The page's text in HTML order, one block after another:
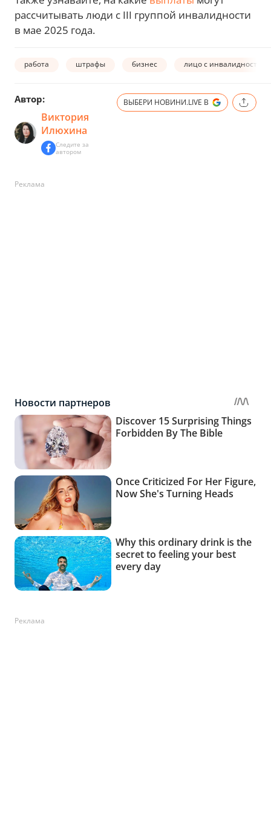
рассчитывать люди с III группой инвалидности
в мае 2025 года.
работа штрафы бизнес лицо с инвалидностью
Автор:
Виктория
Илюхина
Следите за
автором
ВЫБЕРИ НОВИНИ.LIVE В
Реклама
Реклама